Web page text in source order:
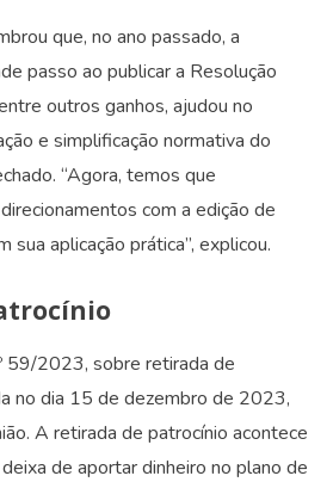
que, no ano passado, a
passo ao publicar a Resolução
outros ganhos, ajudou no
e simplificação normativa do
“Agora, temos que
com a edição de
sua aplicação prática”, explicou.
59/2023, sobre retirada de
no dia 15 de dezembro de 2023,
A retirada de patrocínio acontece
de aportar dinheiro no plano de